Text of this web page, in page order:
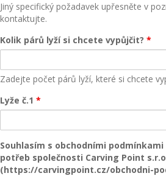
Jiný specifický požadavek upřesněte v
kontaktujte.
Kolik párů lyží si chcete vypůjčit? *
Zadejte počet párů lyží, které si chcete
Lyže č.1 *
Souhlasím s obchodními
potřeb společnosti Carving Point
(https://carvingpoint.cz/obchodni-